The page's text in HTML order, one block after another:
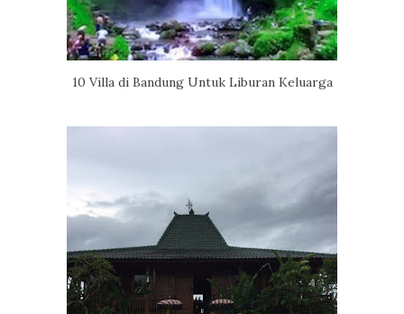
10 Villa di Bandung Untuk Liburan Keluarga